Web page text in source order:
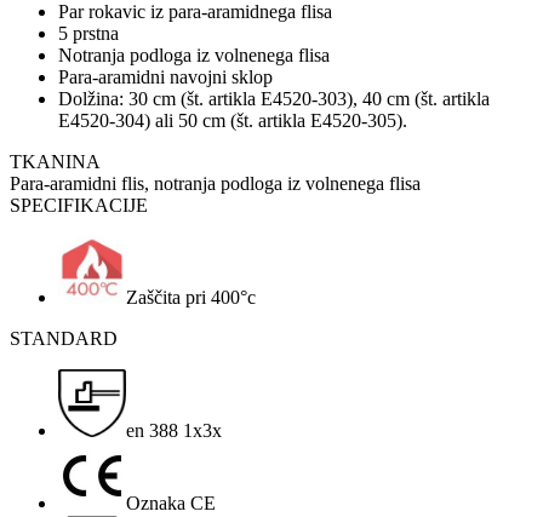
Par rokavic iz para-aramidnega flisa
5 prstna
Notranja podloga iz volnenega flisa
Para-aramidni navojni sklop
Dolžina: 30 cm (št. artikla E4520-303), 40 cm (št. artikla
E4520-304) ali 50 cm (št. artikla E4520-305).
TKANINA
Para-aramidni flis, notranja podloga iz volnenega flisa
SPECIFIKACIJE
Zaščita pri 400°c
STANDARD
en 388 1x3x
Oznaka CE